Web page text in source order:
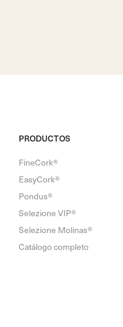
PRODUCTOS
FineCork®
EasyCork®
Pondus®
Selezione VIP®
Selezione Molinas®
Catálogo completo